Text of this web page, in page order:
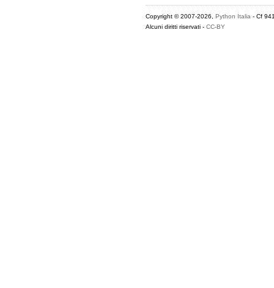
Copyright © 2007-2026, Python Italia - Cf
Alcuni diritti riservati - CC-BY